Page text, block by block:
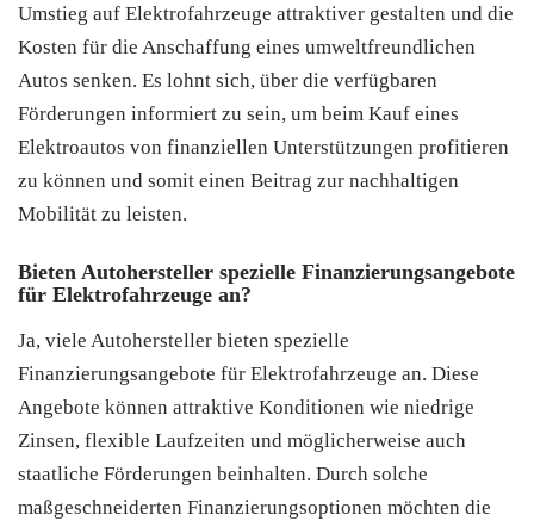
Umstieg auf Elektrofahrzeuge attraktiver gestalten und die
Kosten für die Anschaffung eines umweltfreundlichen
Autos senken. Es lohnt sich, über die verfügbaren
Förderungen informiert zu sein, um beim Kauf eines
Elektroautos von finanziellen Unterstützungen profitieren
zu können und somit einen Beitrag zur nachhaltigen
Mobilität zu leisten.
Bieten Autohersteller spezielle Finanzierungsangebote
für Elektrofahrzeuge an?
Ja, viele Autohersteller bieten spezielle
Finanzierungsangebote für Elektrofahrzeuge an. Diese
Angebote können attraktive Konditionen wie niedrige
Zinsen, flexible Laufzeiten und möglicherweise auch
staatliche Förderungen beinhalten. Durch solche
maßgeschneiderten Finanzierungsoptionen möchten die